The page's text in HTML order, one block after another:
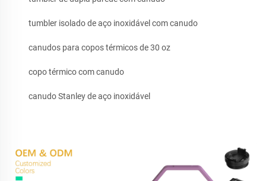
tumbler isolado de aço inoxidável com canudo
canudos para copos térmicos de 30 oz
copo térmico com canudo
canudo Stanley de aço inoxidável